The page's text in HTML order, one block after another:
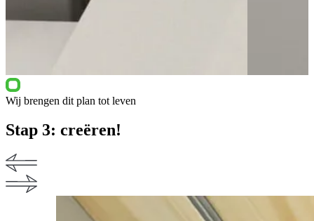
Wij brengen dit plan tot leven
Stap 3: creëren!